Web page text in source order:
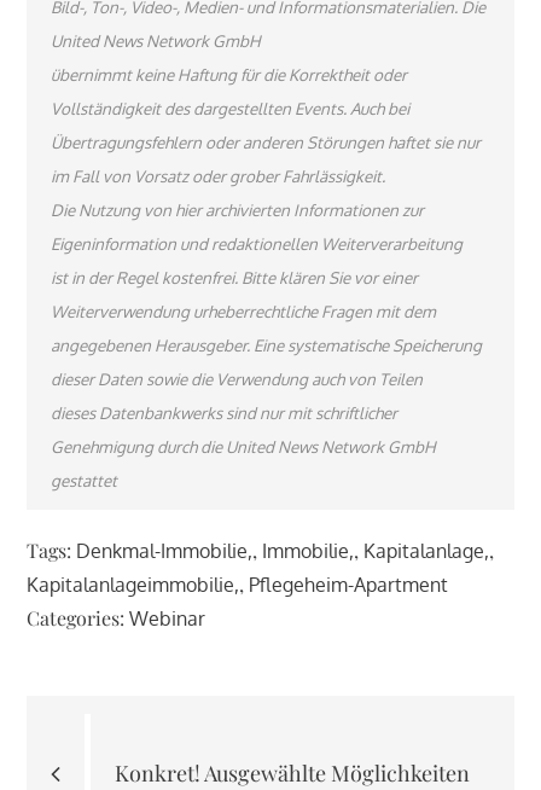
Bild-, Ton-, Video-, Medien- und Informationsmaterialien. Die
United News Network GmbH
übernimmt keine Haftung für die Korrektheit oder
Vollständigkeit des dargestellten Events. Auch bei
Übertragungsfehlern oder anderen Störungen haftet sie nur
im Fall von Vorsatz oder grober Fahrlässigkeit.
Die Nutzung von hier archivierten Informationen zur
Eigeninformation und redaktionellen Weiterverarbeitung
ist in der Regel kostenfrei. Bitte klären Sie vor einer
Weiterverwendung urheberrechtliche Fragen mit dem
angegebenen Herausgeber. Eine systematische Speicherung
dieser Daten sowie die Verwendung auch von Teilen
dieses Datenbankwerks sind nur mit schriftlicher
Genehmigung durch die United News Network GmbH
gestattet
Tags: Denkmal-Immobilie , Immobilie , Kapitalanlage ,
Kapitalanlageimmobilie , Pflegeheim-Apartment
Categories:Webinar
Konkret! Ausgewählte Möglichkeiten